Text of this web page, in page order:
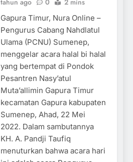
Gapura Timur, Nura Online –
Pengurus Cabang Nahdlatul
Ulama (PCNU) Sumenep,
menggelar acara halal bi halal
yang bertempat di Pondok
Pesantren Nasy’atul
Muta’allimin Gapura Timur
kecamatan Gapura kabupaten
Sumenep, Ahad, 22 Mei
2022. Dalam sambutannya
KH. A. Pandji Taufiq
menuturkan bahwa acara hari